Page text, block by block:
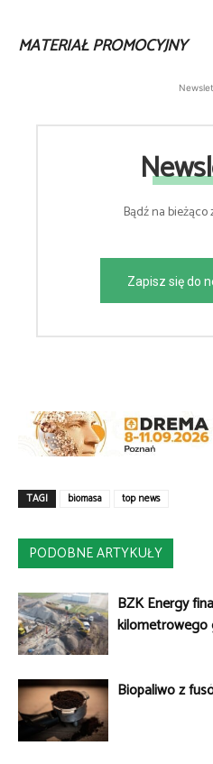
MATERIAŁ PROMOCYJNY
Bądź na bieżąco
Zapisz się do
TAGI biomasa top news
PODOBNE ARTYKUŁY
BZK Energy
kilometrowego
Biopaliwo z